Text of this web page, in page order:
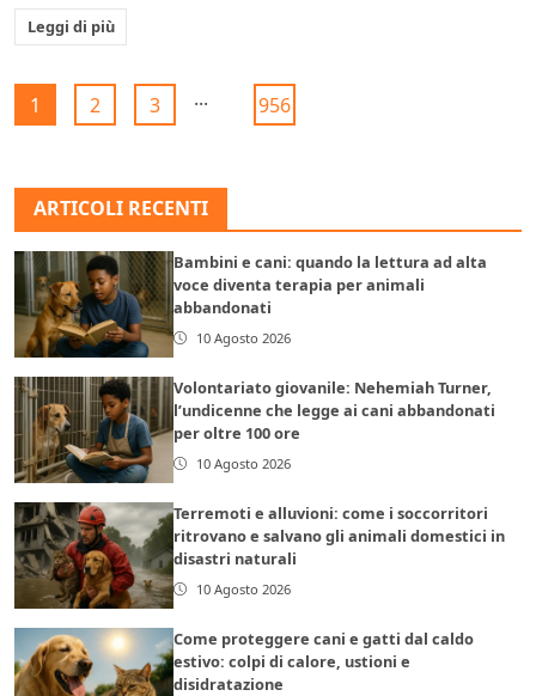
Leggi di più
1 2 3 ... 956
ARTICOLI RECENTI
Bambini e cani: quando la lettura ad alta
voce diventa terapia per animali
abbandonati
10 Agosto 2026
Volontariato giovanile: Nehemiah Turner,
l’undicenne che legge ai cani abbandonati
per oltre 100 ore
10 Agosto 2026
Terremoti e alluvioni: come i soccorritori
ritrovano e salvano gli animali domestici in
disastri naturali
10 Agosto 2026
Come proteggere cani e gatti dal caldo
estivo: colpi di calore, ustioni e
disidratazione